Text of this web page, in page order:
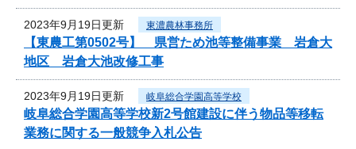
2023年9月19日更新 東濃農林事務所
【東農工第0502号】 県営ため池等整備事業 岩倉大
地区 岩倉大池改修工事
2023年9月19日更新 岐阜総合学園高等学校
岐阜総合学園高等学校新2号館建設に伴う物品等移転
業務に関する一般競争入札公告